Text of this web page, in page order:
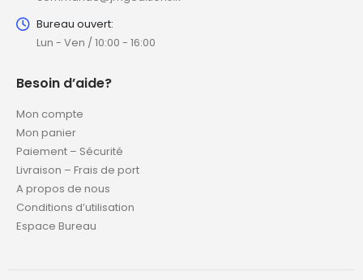
Bureau ouvert:
Lun - Ven / 10:00 - 16:00
Besoin d’aide?
Mon compte
Mon panier
Paiement – Sécurité
Livraison – Frais de port
A propos de nous
Conditions d’utilisation
Espace Bureau